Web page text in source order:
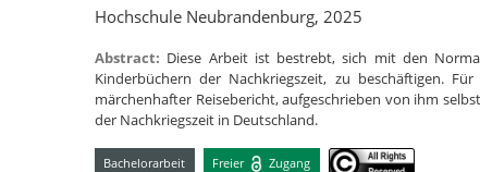
Hochschule Neubrandenburg, 2025
Abstract: Diese Arbeit ist bestrebt, sich mit den
Kinderbüchern der Nachkriegszeit, zu beschäftigen.
märchenhafter Reisebericht, aufgeschrieben von ihm
der Nachkriegszeit in Deutschland.
Bachelorarbeit Freier Zugang